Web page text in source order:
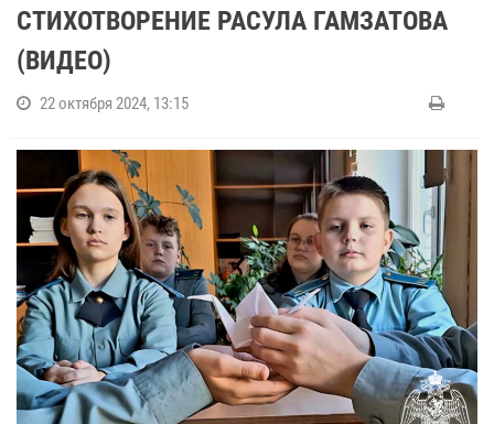
СТИХОТВОРЕНИЕ РАСУЛА ГАМЗАТОВА
(ВИДЕО)
22 октября 2024, 13:15